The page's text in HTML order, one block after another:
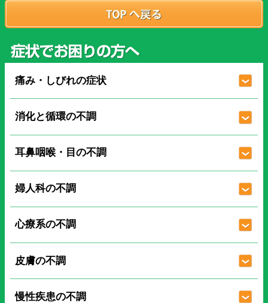
痛み・しびれの症状
消化と循環の不調
耳鼻咽喉・目の不調
婦人科の不調
心療系の不調
皮膚の不調
慢性疾患の不調